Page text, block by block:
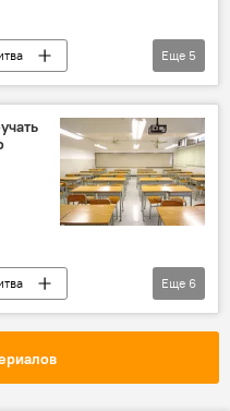
Еще 5
Еще 6